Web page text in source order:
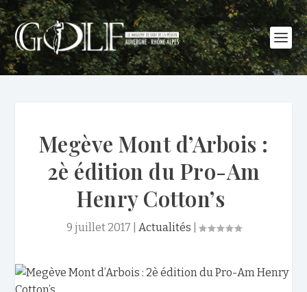
Megève Mont d’Arbois :
2è édition du Pro-Am
Henry Cotton’s
9 juillet 2017 Actualités